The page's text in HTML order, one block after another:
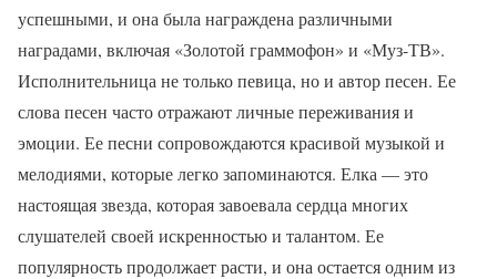
успешными, и она была награждена различными
наградами, включая «Золотой граммофон» и «Муз-ТВ».
Исполнительница не только певица, но и автор песен. Ее
слова песен часто отражают личные переживания и
эмоции. Ее песни сопровождаются красивой музыкой и
мелодиями, которые легко запоминаются. Елка — это
настоящая звезда, которая завоевала сердца многих
слушателей своей искренностью и талантом. Ее
популярность продолжает расти, и она остается одним из